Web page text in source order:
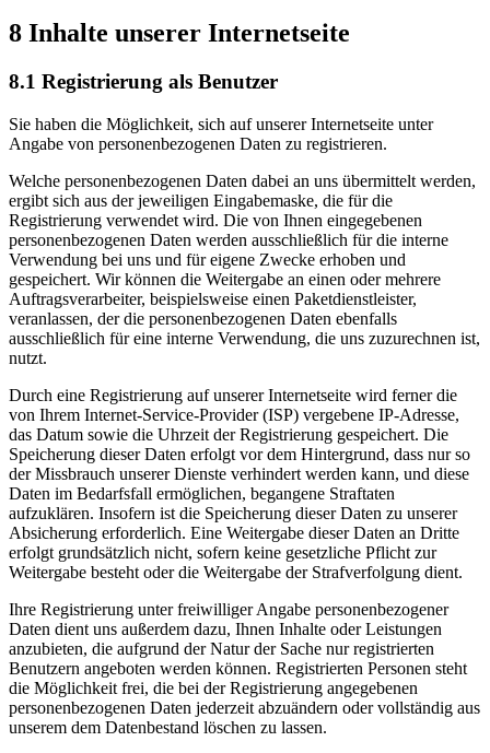
8 Inhalte unserer Internetseite
8.1 Registrierung als Benutzer
Sie haben die Möglichkeit, sich auf unserer Internetseite unter
Angabe von personenbezogenen Daten zu registrieren.
Welche personenbezogenen Daten dabei an uns übermittelt werden,
ergibt sich aus der jeweiligen Eingabemaske, die für die
Registrierung verwendet wird. Die von Ihnen eingegebenen
personenbezogenen Daten werden ausschließlich für die interne
Verwendung bei uns und für eigene Zwecke erhoben und
gespeichert. Wir können die Weitergabe an einen oder mehrere
Auftragsverarbeiter, beispielsweise einen Paketdienstleister,
veranlassen, der die personenbezogenen Daten ebenfalls
ausschließlich für eine interne Verwendung, die uns zuzurechnen ist,
nutzt.
Durch eine Registrierung auf unserer Internetseite wird ferner die
von Ihrem Internet-Service-Provider (ISP) vergebene IP-Adresse,
das Datum sowie die Uhrzeit der Registrierung gespeichert. Die
Speicherung dieser Daten erfolgt vor dem Hintergrund, dass nur so
der Missbrauch unserer Dienste verhindert werden kann, und diese
Daten im Bedarfsfall ermöglichen, begangene Straftaten
aufzuklären. Insofern ist die Speicherung dieser Daten zu unserer
Absicherung erforderlich. Eine Weitergabe dieser Daten an Dritte
erfolgt grundsätzlich nicht, sofern keine gesetzliche Pflicht zur
Weitergabe besteht oder die Weitergabe der Strafverfolgung dient.
Ihre Registrierung unter freiwilliger Angabe personenbezogener
Daten dient uns außerdem dazu, Ihnen Inhalte oder Leistungen
anzubieten, die aufgrund der Natur der Sache nur registrierten
Benutzern angeboten werden können. Registrierten Personen steht
die Möglichkeit frei, die bei der Registrierung angegebenen
personenbezogenen Daten jederzeit abzuändern oder vollständig aus
unserem dem Datenbestand löschen zu lassen.